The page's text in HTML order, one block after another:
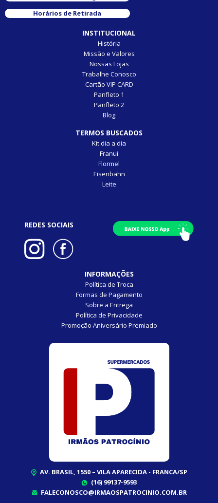
Horários de Retirada
INSTITUCIONAL
História
Missão e Valores
Nossas Lojas
Trabalhe Conosco
Cartão VIP CARD
Panfleto 1
Panfleto 2
Blog
TERMOS BUSCADOS
Kit dia a dia
Franui
Flormel
Eisenbahn
Leite
REDES SOCIAIS
INFORMAÇÕES
Política de Troca
Formas de Pagamento
Sobre a Entrega
Política de Privacidade
Promoção Aniversário Premiado
AV. BRASIL, 1550 – VILA APARECIDA - FRANCA/SP
(16) 99137-9593
FALECONOSCO@IRMAOSPATROCINIO.COM.BR